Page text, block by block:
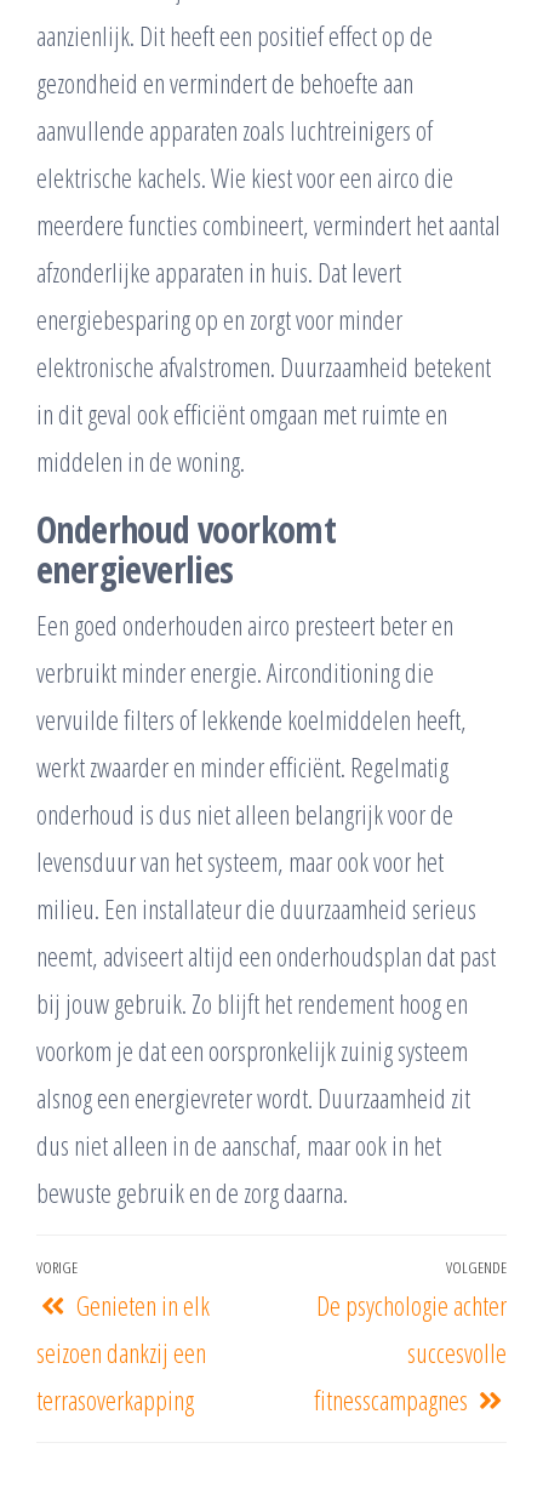
aanzienlijk. Dit heeft een positief effect op de
gezondheid en vermindert de behoefte aan
aanvullende apparaten zoals luchtreinigers of
elektrische kachels. Wie kiest voor een airco die
meerdere functies combineert, vermindert het aantal
afzonderlijke apparaten in huis. Dat levert
energiebesparing op en zorgt voor minder
elektronische afvalstromen. Duurzaamheid betekent
in dit geval ook efficiënt omgaan met ruimte en
middelen in de woning.
Onderhoud voorkomt
energieverlies
Een goed onderhouden airco presteert beter en
verbruikt minder energie. Airconditioning die
vervuilde filters of lekkende koelmiddelen heeft,
werkt zwaarder en minder efficiënt. Regelmatig
onderhoud is dus niet alleen belangrijk voor de
levensduur van het systeem, maar ook voor het
milieu. Een installateur die duurzaamheid serieus
neemt, adviseert altijd een onderhoudsplan dat past
bij jouw gebruik. Zo blijft het rendement hoog en
voorkom je dat een oorspronkelijk zuinig systeem
alsnog een energievreter wordt. Duurzaamheid zit
dus niet alleen in de aanschaf, maar ook in het
bewuste gebruik en de zorg daarna.
VORIGE
Genieten in elk
seizoen dankzij een
terrasoverkapping
VOLGENDE
De psychologie achter
succesvolle
fitnesscampagnes